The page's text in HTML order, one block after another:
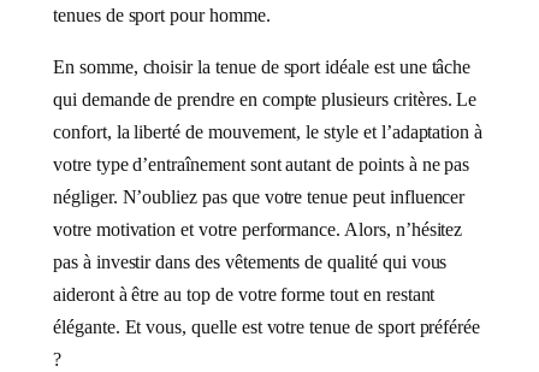
tenues de sport pour homme.
En somme, choisir la tenue de sport idéale est une tâche
qui demande de prendre en compte plusieurs critères. Le
confort, la liberté de mouvement, le style et l’adaptation à
votre type d’entraînement sont autant de points à ne pas
négliger. N’oubliez pas que votre tenue peut influencer
votre motivation et votre performance. Alors, n’hésitez
pas à investir dans des vêtements de qualité qui vous
aideront à être au top de votre forme tout en restant
élégante. Et vous, quelle est votre tenue de sport préférée
?